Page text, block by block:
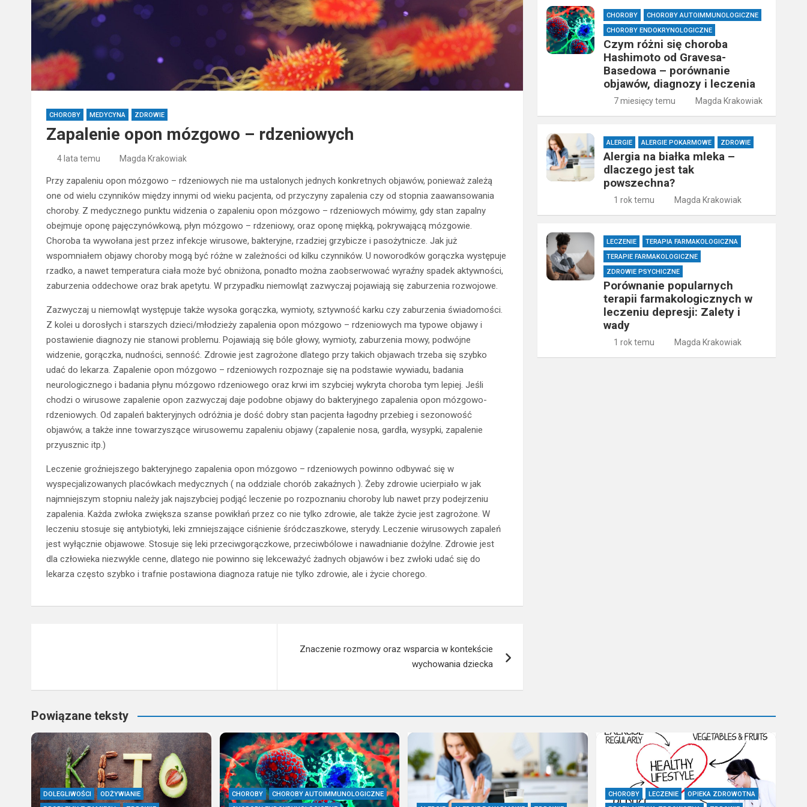
CHOROBY MEDYCYNA ZDROWIE
Zapalenie opon mózgowo – rdzeniowych
4 lata temu Magda Krakowiak
Przy zapaleniu opon mózgowo – rdzeniowych nie ma ustalonych jednych konkretnych objawów, ponieważ zależą
one od wielu czynników między innymi od wieku pacjenta, od przyczyny zapalenia czy od stopnia zaawansowania
choroby. Z medycznego punktu widzenia o zapaleniu opon mózgowo – rdzeniowych mówimy, gdy stan zapalny
obejmuje oponę pajęczynówkową, płyn mózgowo – rdzeniowy, oraz oponę miękką, pokrywającą mózgowie.
Choroba ta wywołana jest przez infekcje wirusowe, bakteryjne, rzadziej grzybicze i pasożytnicze. Jak już
wspomniałem objawy choroby mogą być różne w zależności od kilku czynników. U noworodków gorączka występuje
rzadko, a nawet temperatura ciała może być obniżona, ponadto można zaobserwować wyraźny spadek aktywności,
zaburzenia oddechowe oraz brak apetytu. W przypadku niemowląt zazwyczaj pojawiają się zaburzenia rozwojowe.
Zazwyczaj u niemowląt występuje także wysoka gorączka, wymioty, sztywność karku czy zaburzenia świadomości.
Z kolei u dorosłych i starszych dzieci/młodzieży zapalenia opon mózgowo – rdzeniowych ma typowe objawy i
postawienie diagnozy nie stanowi problemu. Pojawiają się bóle głowy, wymioty, zaburzenia mowy, podwójne
widzenie, gorączka, nudności, senność. Zdrowie jest zagrożone dlatego przy takich objawach trzeba się szybko
udać do lekarza. Zapalenie opon mózgowo – rdzeniowych rozpoznaje się na podstawie wywiadu, badania
neurologicznego i badania płynu mózgowo rdzeniowego oraz krwi im szybciej wykryta choroba tym lepiej. Jeśli
chodzi o wirusowe zapalenie opon zazwyczaj daje podobne objawy do bakteryjnego zapalenia opon mózgowo-
rdzeniowych. Od zapaleń bakteryjnych odróżnia je dość dobry stan pacjenta łagodny przebieg i sezonowość
objawów, a także inne towarzyszące wirusowemu zapaleniu objawy (zapalenie nosa, gardła, wysypki, zapalenie
przyusznic itp.)
Leczenie groźniejszego bakteryjnego zapalenia opon mózgowo – rdzeniowych powinno odbywać się w
wyspecjalizowanych placówkach medycznych ( na oddziale chorób zakaźnych ). Żeby zdrowie ucierpiało w jak
najmniejszym stopniu należy jak najszybciej podjąć leczenie po rozpoznaniu choroby lub nawet przy podejrzeniu
zapalenia. Każda zwłoka zwiększa szanse powikłań przez co nie tylko zdrowie, ale także życie jest zagrożone. W
leczeniu stosuje się antybiotyki, leki zmniejszające ciśnienie śródczaszkowe, sterydy. Leczenie wirusowych zapaleń
jest wyłącznie objawowe. Stosuje się leki przeciwgorączkowe, przeciwbólowe i nawadnianie dożylne. Zdrowie jest
dla człowieka niezwykle cenne, dlatego nie powinno się lekceważyć żadnych objawów i bez zwłoki udać się do
lekarza często szybko i trafnie postawiona diagnoza ratuje nie tylko zdrowie, ale i życie chorego.
Znaczenie rozmowy oraz wsparcia w kontekście
wychowania dziecka
CHOROBY
CHOROBY AUTOIMMUNOLOGICZNE
CHOROBY ENDOKRYNOLOGICZNE
Czym różni się choroba
Hashimoto od Gravesa-
Basedowa – porównanie
objawów, diagnozy i leczenia
7 miesięcy temu Magda Krakowiak
ALERGIE ALERGIE POKARMOWE ZDROWIE
Alergia na białka mleka –
dlaczego jest tak
powszechna?
1 rok temu Magda Krakowiak
LECZENIE
TERAPIA FARMAKOLOGICZNA
TERAPIE FARMAKOLOGICZNE
ZDROWIE PSYCHICZNE
Porównanie popularnych
terapii farmakologicznych w
leczeniu depresji: Zalety i
wady
1 rok temu Magda Krakowiak
Powiązane teksty
DOLEGLIWOŚCI
ODŻYWIANIE
CHOROBY
CHOROBY AUTOIMMUNOLOGICZNE
CHOROBY LECZENIE
OPIEKA ZDROWOTNA